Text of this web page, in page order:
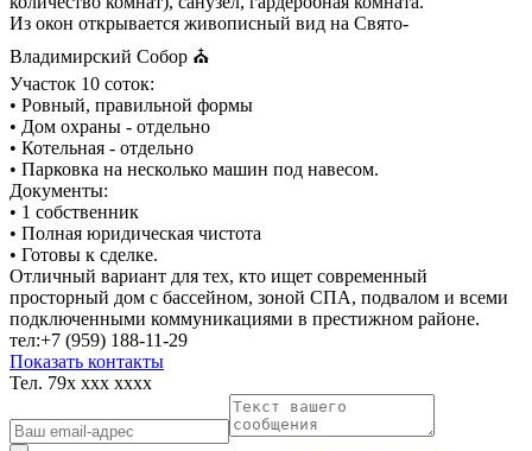
Из окон открывается живописный вид на Свято-
Владимирский Собор ⛪️
Участок 10 соток:
• Ровный, правильной формы
• Дом охраны - отдельно
• Котельная - отдельно
• Парковка на несколько машин под навесом.
Документы:
• 1 собственник
• Полная юридическая чистота
• Готовы к сделке.
Отличный вариант для тех, кто ищет современный
просторный дом с бассейном, зоной СПА, подвалом и всеми
подключенными коммуникациями в престижном районе.
тел:+7 (959) 188-11-29
Показать контакты
Тел. 79x xxx xxxx